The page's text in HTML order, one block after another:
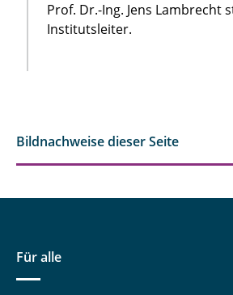
Prof. Dr.-Ing. Jens Lambrecht
Institutsleiter.
Bildnachweise dieser Seite
Für alle